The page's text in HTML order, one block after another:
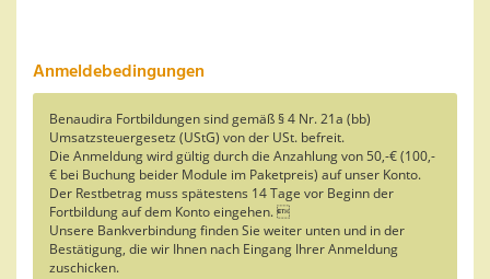
Anmeldebedingungen
Benaudira Fortbildungen sind gemäß § 4 Nr. 21a (bb)
Umsatzsteuergesetz (UStG) von der USt. befreit.
Die Anmeldung wird gültig durch die Anzahlung von 50,-€ (100,-
€ bei Buchung beider Module im Paketpreis) auf unser Konto.
Der Restbetrag muss spätestens 14 Tage vor Beginn der
Fortbildung auf dem Konto eingehen. 
Unsere Bankverbindung finden Sie weiter unten und in der
Bestätigung, die wir Ihnen nach Eingang Ihrer Anmeldung
zuschicken.